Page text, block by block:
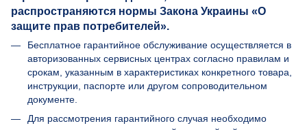
распространяются нормы Закона Украины «О
защите прав потребителей».
Бесплатное гарантийное обслуживание осуществляется в
авторизованных сервисных центрах согласно правилам и
срокам, указанным в характеристиках конкретного товара,
инструкции, паспорте или другом сопроводительном
документе.
Для рассмотрения гарантийного случая необходимо